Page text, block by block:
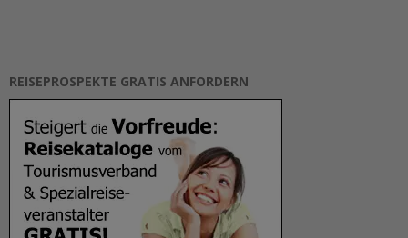
REISEPROSPEKTE GRATIS ANFORDERN